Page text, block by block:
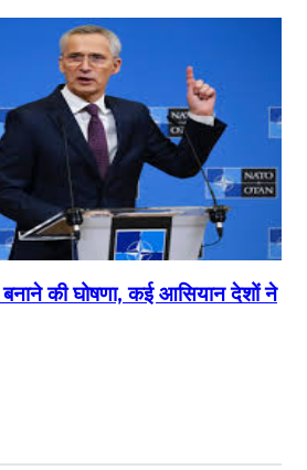
की घोषणा, कई आसियान देशों ने